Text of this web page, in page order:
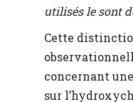
utilisés le sont
Cette
concernant
sur